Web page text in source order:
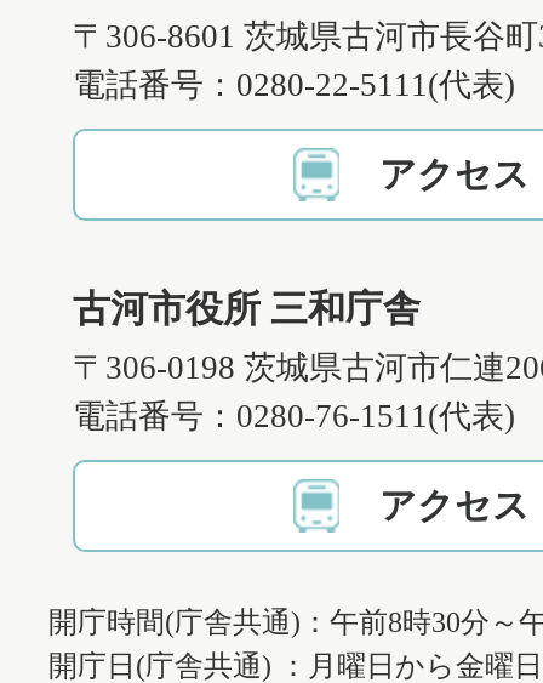
〒306-8601 茨城県古河市長谷
電話番号：0280-22-5111(代表)
アクセス
古河市役所 三和庁舎
〒306-0198 茨城県古河市仁連
電話番号：0280-76-1511(代表)
アクセス
開庁時間(庁舎共通)：午前8時30分～
開庁日(庁舎共通) ：月曜日から金曜